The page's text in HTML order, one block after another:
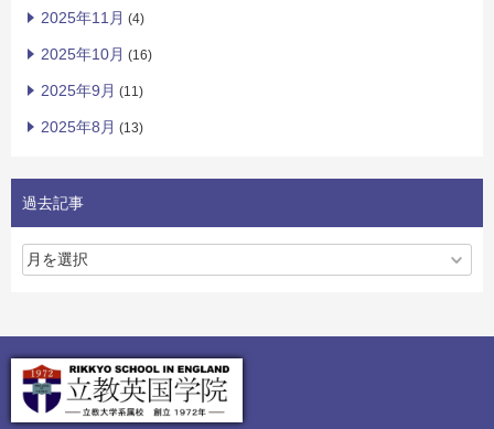
2025年11月 (4)
2025年10月 (16)
2025年9月 (11)
2025年8月 (13)
過去記事